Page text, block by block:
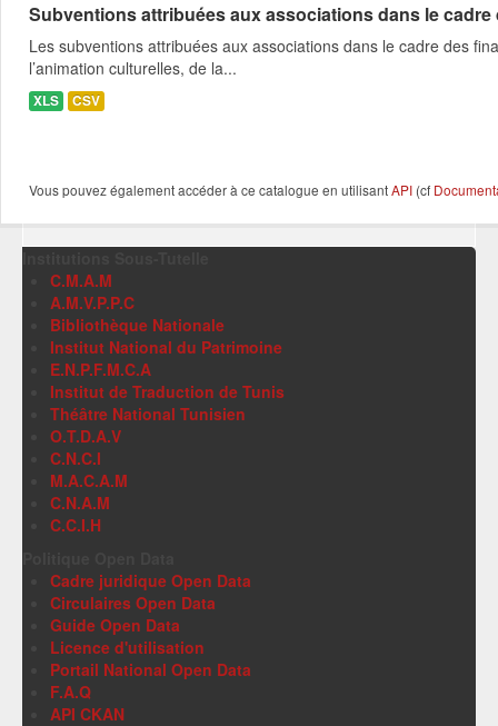
Subventions attribuées aux associations dans le
Les subventions attribuées aux associations dans le cadre des
l’animation culturelles, de la...
XLS CSV
Vous pouvez également accéder à ce catalogue en utilisantAPI (cf
C.M.A.M
A.M.V.P.P.C
Bibliothèque Nationale
Institut National du Patrimoine
E.N.P.F.M.C.A
Institut de Traduction de Tunis
Théâtre National Tunisien
O.T.D.A.V
C.N.C.I
M.A.C.A.M
C.N.A.M
C.C.I.H
Cadre juridique Open Data
Circulaires Open Data
Guide Open Data
Licence d'utilisation
Portail National Open Data
F.A.Q
API CKAN